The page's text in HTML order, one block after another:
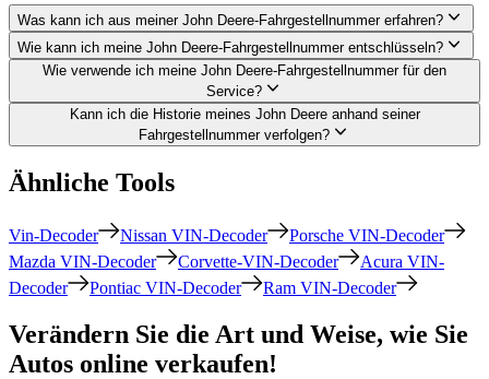
Was kann ich aus meiner John Deere-Fahrgestellnummer erfahren?
Wie kann ich meine John Deere-Fahrgestellnummer entschlüsseln?
Wie verwende ich meine John Deere-Fahrgestellnummer für den
Service?
Kann ich die Historie meines John Deere anhand seiner
Fahrgestellnummer verfolgen?
Ähnliche Tools
Vin-Decoder Nissan VIN-Decoder
Porsche VIN-Decoder
Mazda VIN-Decoder
Corvette-VIN-Decoder
Acura VIN-
Decoder
Pontiac VIN-Decoder Ram VIN-Decoder
Verändern Sie die Art und Weise, wie Sie
Autos online verkaufen!